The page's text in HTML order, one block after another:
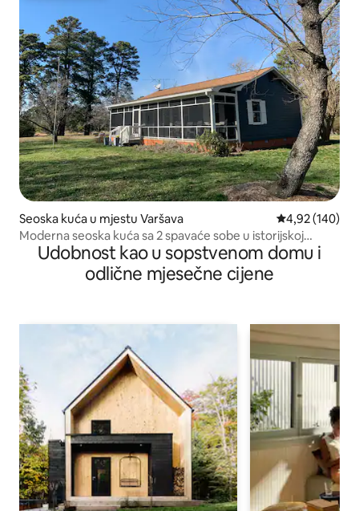
Seoska kuća u mjestu Varšava prosječna
4,92 (140)
Moderna seoska kuća sa 2 spavaće sobe u istorijskoj
zajednici na reci
Udobnost kao u sopstvenom domu i
odlične mjesečne cijene